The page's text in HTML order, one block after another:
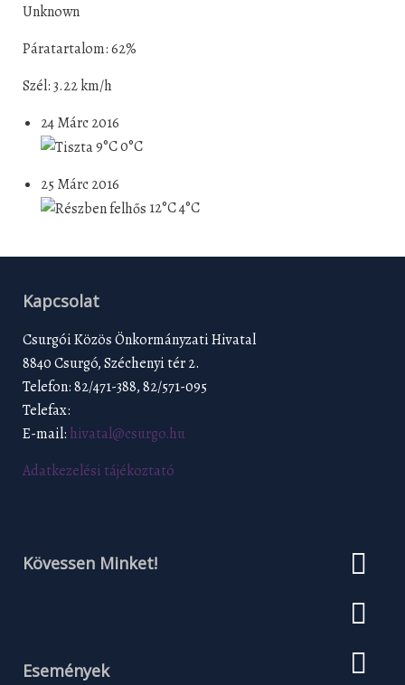
Unknown
Páratartalom: 62%
Szél: 3.22 km/h
24 Márc 2016
9°C0°C
25 Márc 2016
12°C4°C
Kapcsolat
Csurgói Közös Önkormányzati Hivatal
8840 Csurgó, Széchenyi tér 2.
Telefon: 82/471-388, 82/571-095
Telefax:
E-mail: hivatal@csurgo.hu
Adatkezelési tájékoztató
Kövessen Minket!
Események